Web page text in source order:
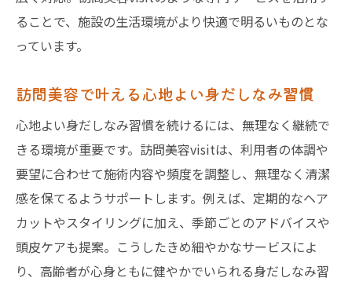
ることで、施設の生活環境がより快適で明るいものとな
っています。
訪問美容で叶える心地よい身だしなみ習慣
心地よい身だしなみ習慣を続けるには、無理なく継続で
きる環境が重要です。訪問美容visitは、利用者の体調や
要望に合わせて施術内容や頻度を調整し、無理なく清潔
感を保てるようサポートします。例えば、定期的なヘア
カットやスタイリングに加え、季節ごとのアドバイスや
頭皮ケアも提案。こうしたきめ細やかなサービスによ
り、高齢者が心身ともに健やかでいられる身だしなみ習